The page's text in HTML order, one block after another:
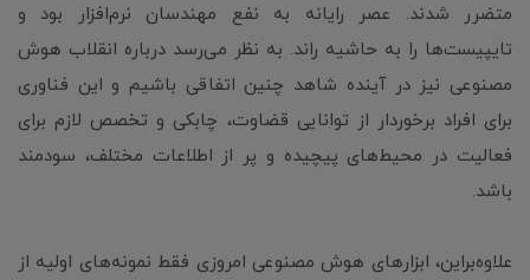
متضرر شدند. عصر رایانه به نفع مهندسان نرم‌افزار بود و
تایپیست‌ها را به حاشیه راند. به نظر می‌رسد درباره انقلاب هوش
مصنوعی نیز در آینده شاهد چنین اتفاقی باشیم و این فناوری
برای افراد برخوردار از توانایی قضاوت، چابکی و تخصص لازم برای
فعالیت در محیط‌های پیچیده و پر از اطلاعات مختلف، سودمند
باشد.
علاوه‌بر‌این، ابزارهای هوش مصنوعی امروزی فقط نمونه‌های اولیه از